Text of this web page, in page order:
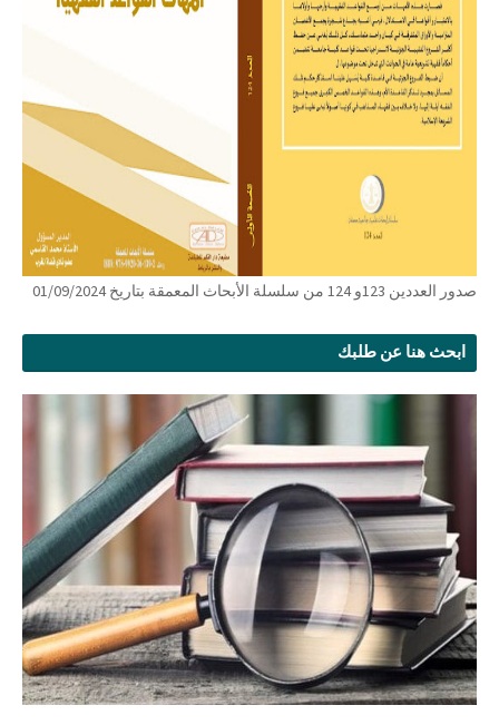
صدور العددين 123و 124 من سلسلة الأبحاث المعمقة بتاريخ 01/09/2024
ابحث هنا عن طلبك